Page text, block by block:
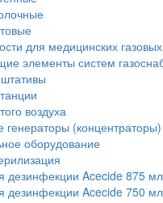
для медицинских
элементы систем
воздуха
генераторы (концентраторы)
оборудование
дезинфекции Acecide 875
дезинфекции Acecide 750 мл